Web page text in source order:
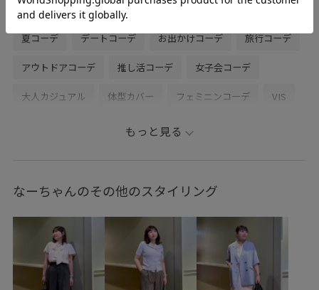
ドット柄スカート メリージェーンサンダル
夏コーデ デートコーデ お出かけコーデ 旅行コーデ
アウトドアコーデ 推し活コーデ 女子会コーデ
大人カジュアル 体型カバー フェミニンコーデ VIS
混合 低身長
BVA36060 BVC36100
26officecasual setup_pickup Ssize_akisuda
Tシャツ VIS_2026SS_POLO VIS_2026SS_POLO2
もっと見る
なーちゃんのその他のスタイリング